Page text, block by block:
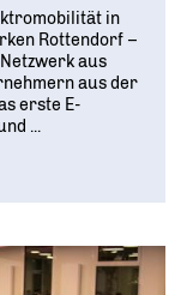
in
Rottendorf –
aus
aus der
erste E-
...